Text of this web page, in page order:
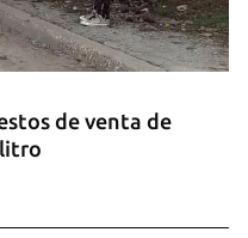
de venta de